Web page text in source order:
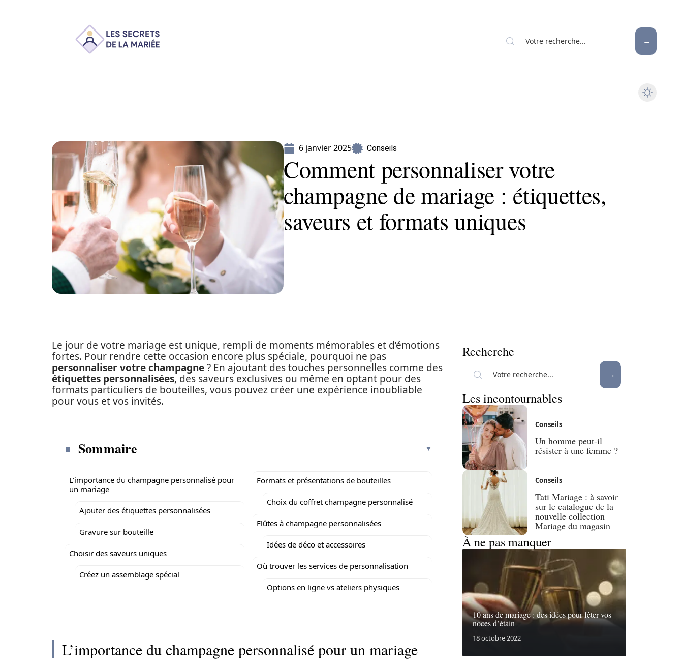
6 janvier 2025 Conseils
Comment personnaliser votre
champagne de mariage : étiquettes,
saveurs et formats uniques
Le jour de votre mariage est unique, rempli de moments mémorables et d’émotions
fortes. Pour rendre cette occasion encore plus spéciale, pourquoi ne pas
personnaliser votre champagne? En ajoutant des touches personnelles comme des
étiquettes personnalisées, des saveurs exclusives ou même en optant pour des
formats particuliers de bouteilles, vous pouvez créer une expérience inoubliable
pour vous et vos invités.
Sommaire
L’importance du champagne personnalisé pour
un mariage
Ajouter des étiquettes personnalisées
Gravure sur bouteille
Choisir des saveurs uniques
Créez un assemblage spécial
Formats et présentations de bouteilles
Choix du coffret champagne personnalisé
Flûtes à champagne personnalisées
Idées de déco et accessoires
Où trouver les services de personnalisation
Options en ligne vs ateliers physiques
L’importance du champagne personnalisé pour un mariage
Recherche
Les incontournables
Conseils
Un homme peut-il
résister à une femme ?
Conseils
Tati Mariage : à savoir
sur le catalogue de la
nouvelle collection
Mariage du magasin
À ne pas manquer
10 ans de mariage : des idées pour fêter vos
noces d’étain
18 octobre 2022